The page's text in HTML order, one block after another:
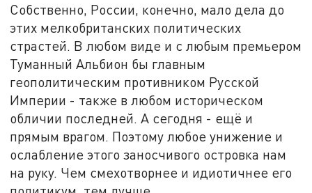
Собственно, России, конечно, мало дела до
этих мелкобританских политических
страстей. В любом виде и с любым премьером
Туманный Альбион бы главным
геополитическим противником Русской
Империи - также в любом историческом
обличии последней. А сегодня - ещё и
прямым врагом. Поэтому любое унижение и
ослабление этого заносчивого островка нам
на руку. Чем смехотворнее и идиотичнее его